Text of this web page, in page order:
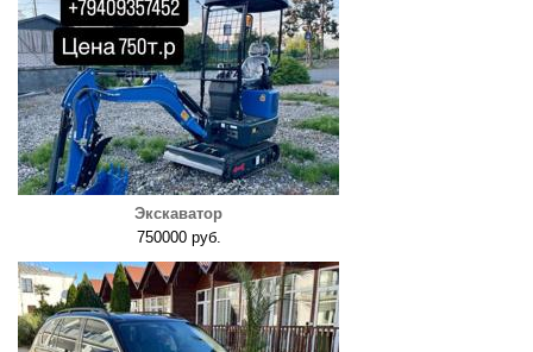
Экскаватор
750000 руб.